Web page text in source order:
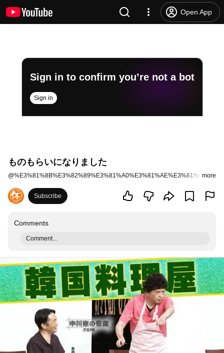
Open App
Sign in to confirm you’re not a bot
Sign in
ものもらいになりました
@ more
Subscribe
Comments
Comment...